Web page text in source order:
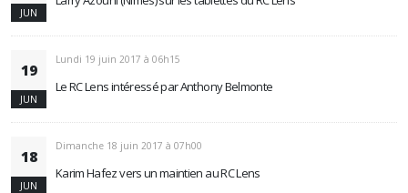
JUN
19
JUN
Lundi 19 juin 2017 à 06h15
Le RC Lens intéressé par Anthony Belmonte
18
JUN
Dimanche 18 juin 2017 à 07h00
Karim Hafez vers un maintien au RC Lens